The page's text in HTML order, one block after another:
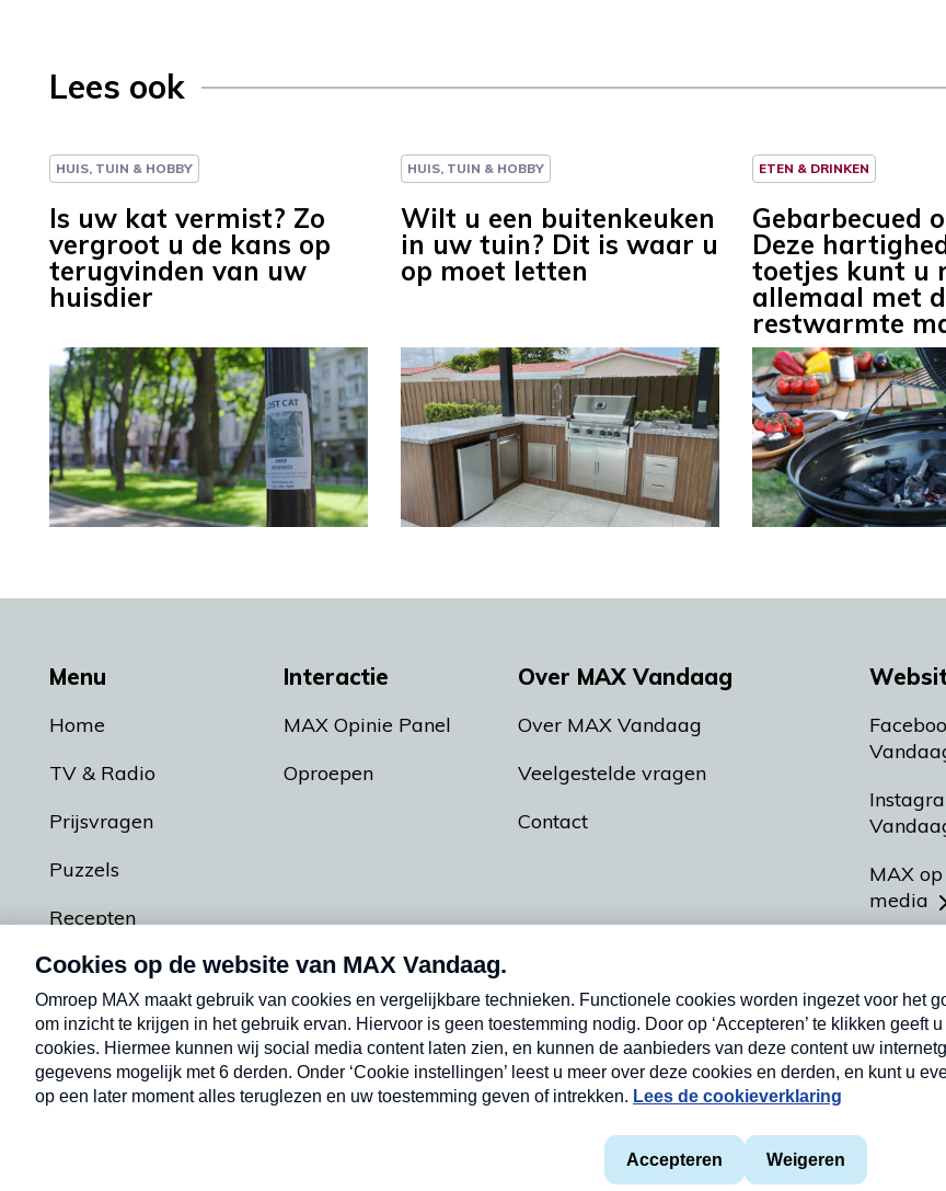
Lees ook
HUIS, TUIN & HOBBY
Is uw kat vermist? Zo
vergroot u de kans op
terugvinden van uw
huisdier
HUIS, TUIN & HOBBY
Wilt u een buitenkeuken
in uw tuin? Dit is waar u
op moet letten
ETEN & DRINKEN
Gebarbecued
Deze
toetjes kunt u
allemaal met
restwarmte
Menu
Home
TV & Radio
Prijsvragen
Puzzels
Recepten
Podcasts
Interactie
MAX Opinie Panel
Oproepen
Over MAX Vandaag
Over MAX Vandaag
Veelgestelde vragen
Contact
MAX
media
Heel
Privacyverklaring
Cookieverklaring